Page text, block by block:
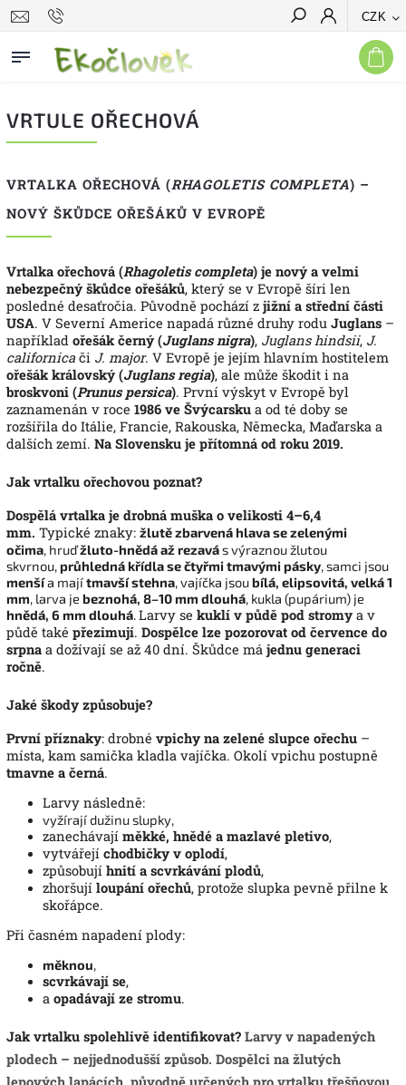
CZK
Hledat
VRTULE OŘECHOVÁ
VRTALKA OŘECHOVÁ (RHAGOLETIS COMPLETA) –
NOVÝ ŠKŮDCE OŘEŠÁKŮ V EVROPĚ
Vrtalka ořechová (Rhagoletis completa) je nový a velmi
nebezpečný škůdce ořešáků, který se v Evropě šíri len
posledné desaťročia. Původně pochází z jižní a střední části
USA. V Severní Americe napadá různé druhy rodu Juglans –
například ořešák černý (Juglans nigra), Juglans hindsii, J.
californica či J. major. V Evropě je jejím hlavním hostitelem
ořešák královský (Juglans regia), ale může škodit i na
broskvoni (Prunus persica). První výskyt v Evropě byl
zaznamenán v roce 1986 ve Švýcarsku a od té doby se
rozšířila do Itálie, Francie, Rakouska, Německa, Maďarska a
dalších zemí. Na Slovensku je přítomná od roku 2019.
Jak vrtalku ořechovou poznat?
Dospělá vrtalka je drobná muška o velikosti 4–6,4
mm. Typické znaky: žlutě zbarvená hlava se zelenými
očima, hruďžluto-hnědá až rezavás výraznou žlutou
skvrnou,průhledná křídla se čtyřmi tmavými pásky,samci jsou
menšía majítmavší stehna,vajíčka jsoubílá, elipsovitá, velká 1
mm, larva je beznohá, 8–10 mm dlouhá, kukla (pupárium) je
hnědá, 6 mm dlouhá.Larvy se kuklí v půdě pod stromy a v
půdě také přezimují. Dospělce lze pozorovat od července do
srpna a dožívají se až 40 dní. Škůdce má jednu generaci
ročně.
Jaké škody způsobuje?
První příznaky: drobné vpichy na zelené slupce ořechu –
místa, kam samička kladla vajíčka. Okolí vpichu postupně
tmavne a černá.
Larvy následně:
vyžírají dužinu slupky,
zanechávají měkké, hnědé a mazlavé pletivo,
vytvářejí chodbičky v oplodí,
způsobují hnití a scvrkávání plodů,
zhoršují loupání ořechů, protože slupka pevně přilne k
skořápce.
Při časném napadení plody:
měknou,
scvrkávají se,
a opadávají ze stromu.
Jak vrtalku spolehlivě identifikovat? Larvy v napadených
plodech – nejjednodušší způsob. Dospělci na žlutých